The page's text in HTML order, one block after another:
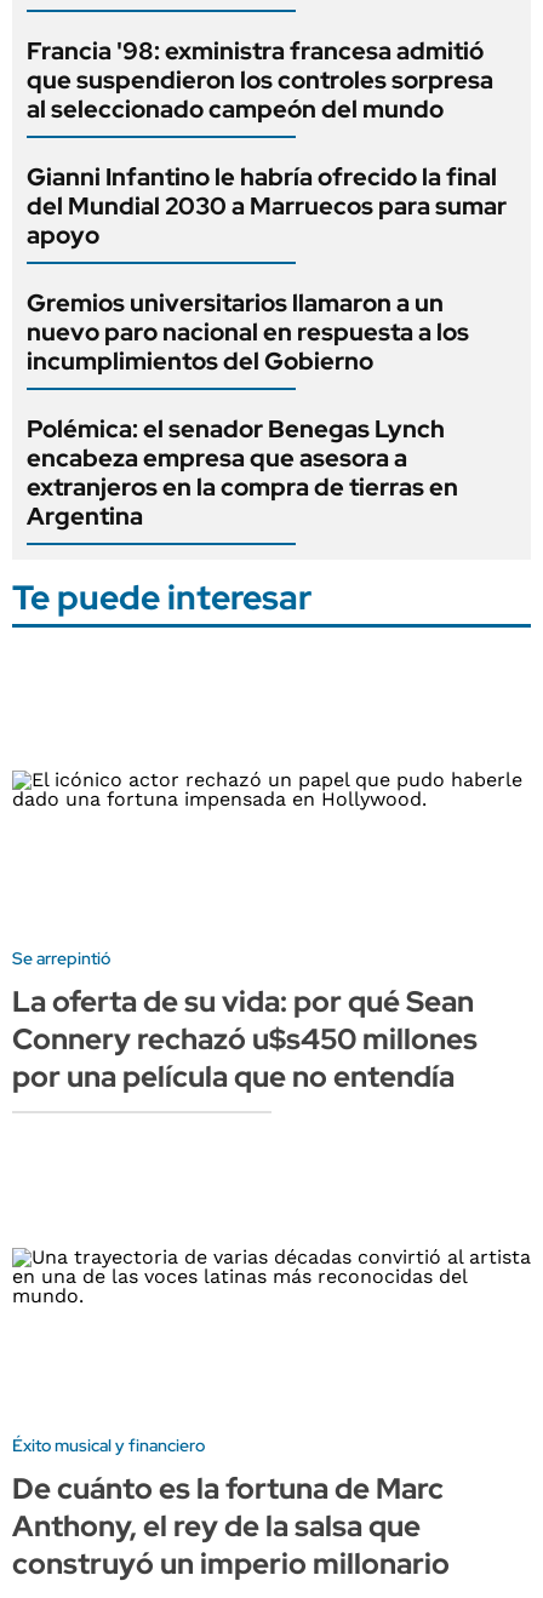
Francia '98: exministra francesa admitió
que suspendieron los controles sorpresa
al seleccionado campeón del mundo
Gianni Infantino le habría ofrecido la final
del Mundial 2030 a Marruecos para sumar
apoyo
Gremios universitarios llamaron a un
nuevo paro nacional en respuesta a los
incumplimientos del Gobierno
Polémica: el senador Benegas Lynch
encabeza empresa que asesora a
extranjeros en la compra de tierras en
Argentina
Te puede interesar
Se arrepintió
La oferta de su vida: por qué Sean
Connery rechazó u$s450 millones
por una película que no entendía
Éxito musical y financiero
De cuánto es la fortuna de Marc
Anthony, el rey de la salsa que
construyó un imperio millonario